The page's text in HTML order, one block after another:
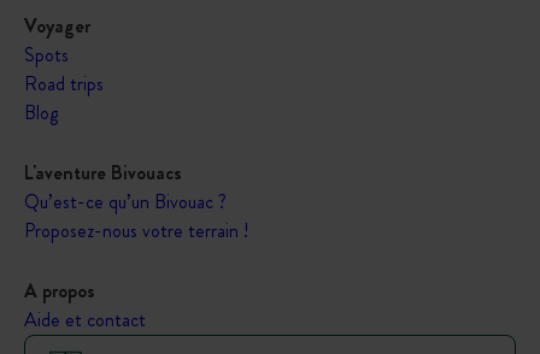
Voyager
Spots
Road trips
Blog
L'aventure Bivouacs
Qu’est-ce qu’un Bivouac ?
Proposez-nous votre terrain !
A propos
Aide et contact